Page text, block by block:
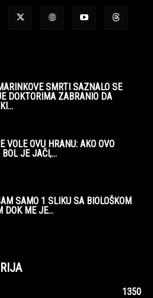
SMRTI SAZNALO SE
DOKTORIMA ZABRANIO DA
VOLE OVU HRANU: AKO OVO
JE JAČI,...
SAMO 1 SLIKU SA BIOLOŠKOM
DOK ME JE...
1350